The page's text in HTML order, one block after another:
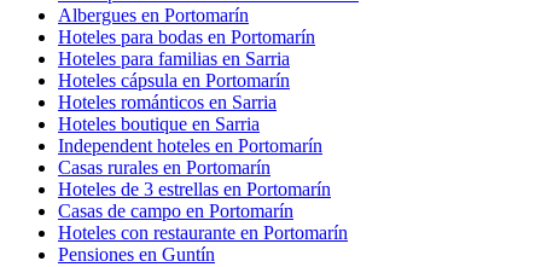
Albergues en Portomarín
Hoteles para bodas en Portomarín
Hoteles para familias en Sarria
Hoteles cápsula en Portomarín
Hoteles románticos en Sarria
Hoteles boutique en Sarria
Independent hoteles en Portomarín
Casas rurales en Portomarín
Hoteles de 3 estrellas en Portomarín
Casas de campo en Portomarín
Hoteles con restaurante en Portomarín
Pensiones en Guntín